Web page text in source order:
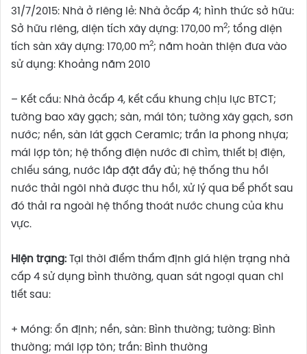
31/7/2015: Nhà ở riêng lẻ: Nhà ởcấp 4; hình thức sở hữu:
Sở hữu riêng, diện tích xây dựng: 170,00 m2; tổng diện
tích sàn xây dựng: 170,00 m2; năm hoàn thiện đưa vào
sử dụng: Khoảng năm 2010
– Kết cấu: Nhà ởcấp 4, kết cấu khung chịu lực BTCT;
tường bao xây gạch; sàn, mái tôn; tường xây gạch, sơn
nước; nền, sàn lát gạch Ceramic; trần la phong nhựa;
mái lợp tôn; hệ thống điện nước đi chìm, thiết bị điện,
chiếu sáng, nước lắp đặt đầy đủ; hệ thống thu hồi
nước thải ngôi nhà được thu hồi, xử lý qua bể phốt sau
đó thải ra ngoài hệ thống thoát nước chung của khu
vực.
Hiện trạng: Tại thời điểm thẩm định giá hiện trạng nhà
cấp 4 sử dụng bình thường, quan sát ngoại quan chi
tiết sau:
+ Móng: ổn định; nền, sàn: Bình thường; tường: Bình
thường; mái lợp tôn; trần: Bình thường